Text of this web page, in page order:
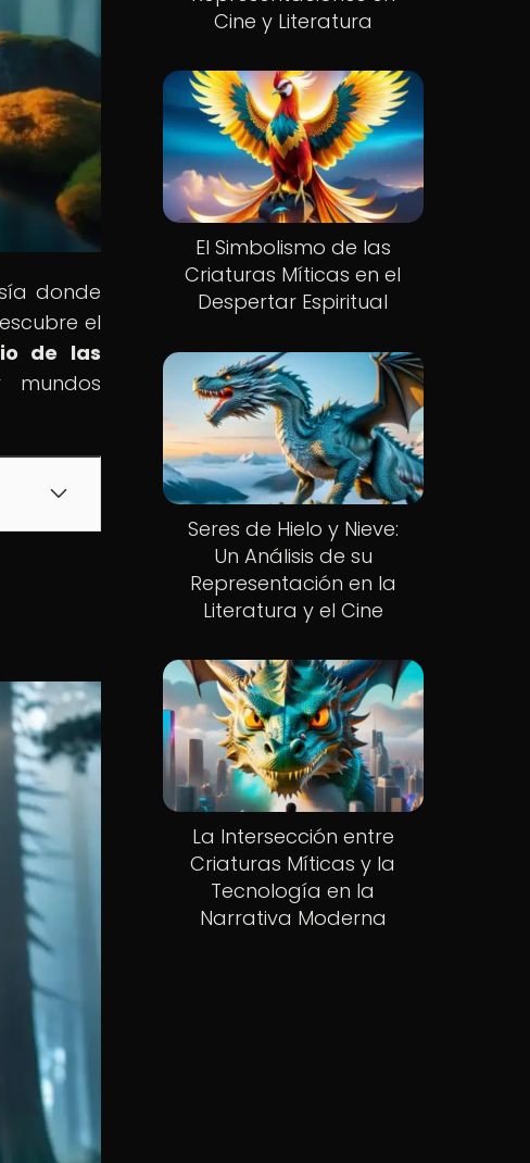
donde
el
de las
mundos
Cine y Literatura
El Simbolismo de las
Criaturas Míticas en el
Despertar Espiritual
Seres de Hielo y Nieve:
Un Análisis de su
Representación en la
Literatura y el Cine
La Intersección entre
Criaturas Míticas y la
Tecnología en la
Narrativa Moderna